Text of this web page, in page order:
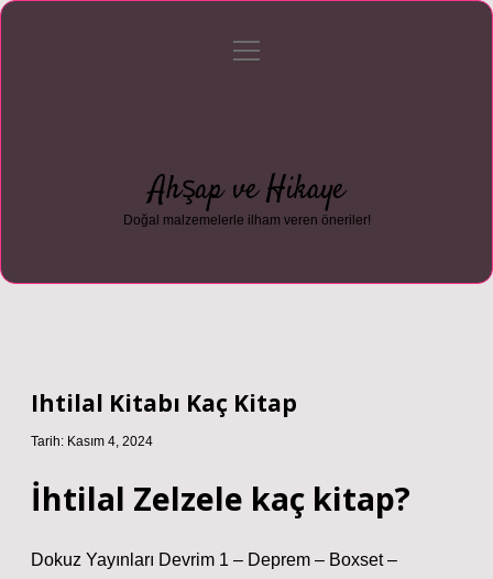
Gizlilik Politikası
menüyü
Ahşap ve Hikaye
Doğal malzemelerle ilham veren öneriler!
Ihtilal Kitabı Kaç Kitap
Tarih: Kasım 4, 2024
İhtilal Zelzele kaç kitap?
Dokuz Yayınları Devrim 1 – Deprem – Boxset –